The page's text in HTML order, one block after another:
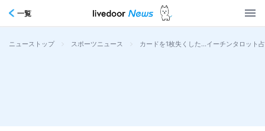
一覧
ニューストップ > スポーツニュース > カードを1枚失くした...イーチンタロット